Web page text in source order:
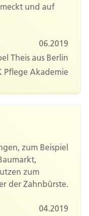
und auf
06.2019
Theis aus Berlin
Pflege Akademie
zum Beispiel
zum
der Zahnbürste.
04.2019